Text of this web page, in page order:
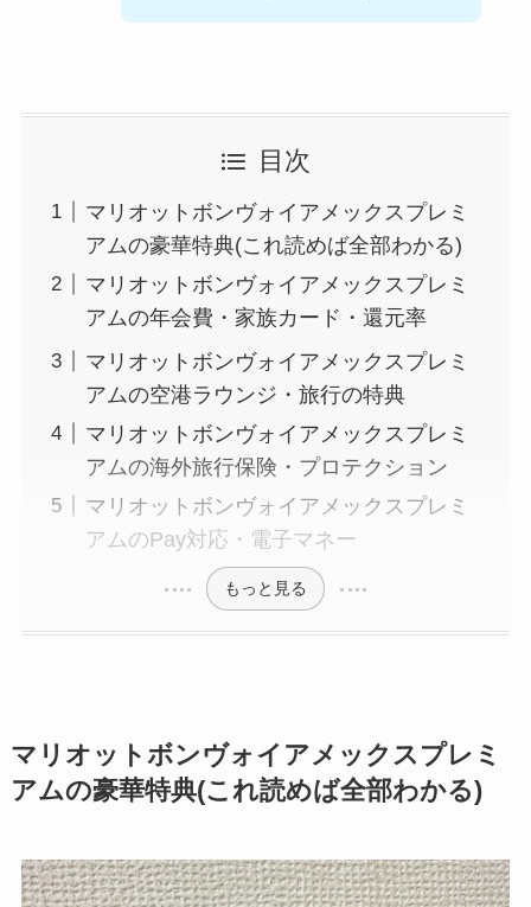
目次
マリオットボンヴォイアメックスプレミ
アムの豪華特典(これ読めば全部わかる)
マリオットボンヴォイアメックスプレミ
アムの年会費・家族カード・還元率
マリオットボンヴォイアメックスプレミ
アムの空港ラウンジ・旅行の特典
マリオットボンヴォイアメックスプレミ
アムの海外旅行保険・プロテクション
マリオットボンヴォイアメックスプレミ
アムのPay対応・電子マネー
もっと見る
マリオットボンヴォイアメックスプレミ
アムの豪華特典(これ読めば全部わかる)